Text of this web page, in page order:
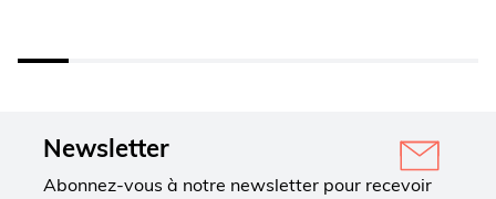
Newsletter
Abonnez-vous à notre newsletter pour recevoir